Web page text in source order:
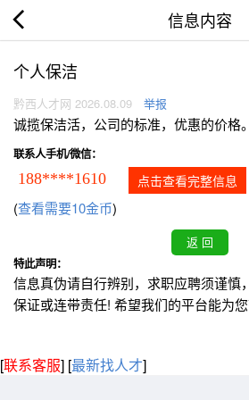
信息内容
个人保洁
黔西人才网 2026.08.09 举报
诚揽保洁活，公司的标准，优惠的价格。
联系人手机/微信：
188****1610 点击查看完整信息
(查看需要10金币)
特此声明：
信息真伪请自行辨别，求职应聘须谨慎
保证或连带责任! 希望我们的平台能为您
[联系客服] [最新找人才]